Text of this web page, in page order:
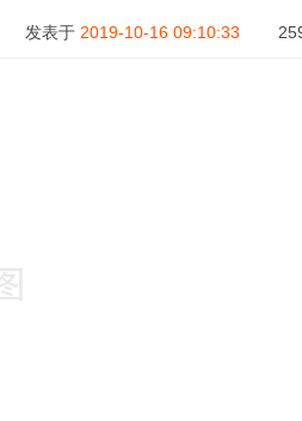
发表于 2019-10-16 09:10:33